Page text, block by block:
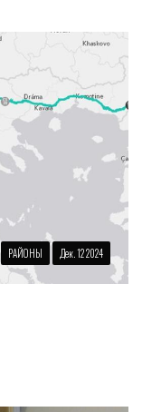
РАЙОНЫ Дек. 12 2024